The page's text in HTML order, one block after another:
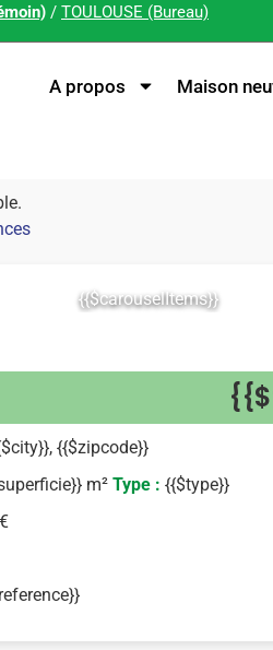
/ TOULOUSE (Bureau)
A propos Maison
{{$carouselItems}}
{{$zipcode}}
m² Type : {{$type}}